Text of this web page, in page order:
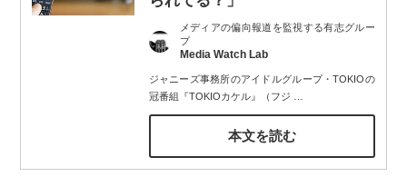
メディアの偏向報道を監視する有志グルー
プ
Media Watch Lab
ジャニーズ事務所のアイドルグループ・TOKIOの
冠番組『TOKIOカケル』（フジ
本文を読む